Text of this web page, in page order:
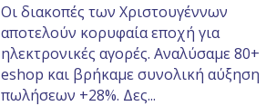
Οι διακοπές των Χριστουγέννων
αποτελούν κορυφαία εποχή για
ηλεκτρονικές αγορές. Αναλύσαμε 80+
eshop και βρήκαμε συνολική αύξηση
πωλήσεων +28%. Δες...